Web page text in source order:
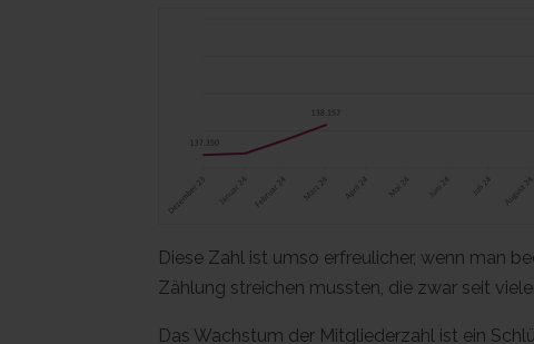
Diese Zahl ist umso erfreulicher, wenn man
Zählung streichen mussten, die zwar seit
Das Wachstum der Mitgliederzahl ist ein